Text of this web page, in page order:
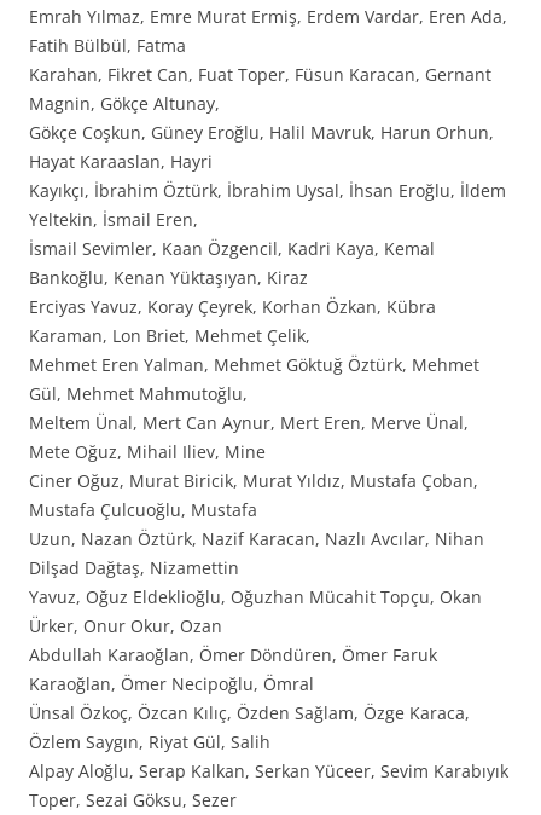
Emrah Yılmaz, Emre Murat Ermiş, Erdem Vardar, Eren Ada,
Fatih Bülbül, Fatma
Karahan, Fikret Can, Fuat Toper, Füsun Karacan, Gernant
Magnin, Gökçe Altunay,
Gökçe Coşkun, Güney Eroğlu, Halil Mavruk, Harun Orhun,
Hayat Karaaslan, Hayri
Kayıkçı, İbrahim Öztürk, İbrahim Uysal, İhsan Eroğlu, İldem
Yeltekin, İsmail Eren,
İsmail Sevimler, Kaan Özgencil, Kadri Kaya, Kemal
Bankoğlu, Kenan Yüktaşıyan, Kiraz
Erciyas Yavuz, Koray Çeyrek, Korhan Özkan, Kübra
Karaman, Lon Briet, Mehmet Çelik,
Mehmet Eren Yalman, Mehmet Göktuğ Öztürk, Mehmet
Gül, Mehmet Mahmutoğlu,
Meltem Ünal, Mert Can Aynur, Mert Eren, Merve Ünal,
Mete Oğuz, Mihail Iliev, Mine
Ciner Oğuz, Murat Biricik, Murat Yıldız, Mustafa Çoban,
Mustafa Çulcuoğlu, Mustafa
Uzun, Nazan Öztürk, Nazif Karacan, Nazlı Avcılar, Nihan
Dilşad Dağtaş, Nizamettin
Yavuz, Oğuz Eldeklioğlu, Oğuzhan Mücahit Topçu, Okan
Ürker, Onur Okur, Ozan
Abdullah Karaoğlan, Ömer Döndüren, Ömer Faruk
Karaoğlan, Ömer Necipoğlu, Ömral
Ünsal Özkoç, Özcan Kılıç, Özden Sağlam, Özge Karaca,
Özlem Saygın, Riyat Gül, Salih
Alpay Aloğlu, Serap Kalkan, Serkan Yüceer, Sevim Karabıyık
Toper, Sezai Göksu, Sezer